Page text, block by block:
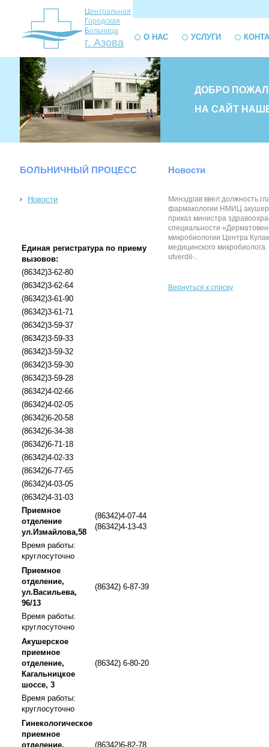
Центральная
Городская
Больница
г. Азова О НАС УСЛУГИ
ДОБРО
НА САЙТ
БОЛЬНИЧНЫЙ ПРОЦЕСС
Новости
Единая регистратура по приему
вызовов:
(86342)3-62-80
(86342)3-62-64
(86342)3-61-90
(86342)3-61-71
(86342)3-59-37
(86342)3-59-33
(86342)3-59-32
(86342)3-59-30
(86342)3-59-28
(86342)4-02-66
(86342)4-02-05
(86342)6-20-58
(86342)6-34-38
(86342)6-71-18
(86342)4-02-33
(86342)6-77-65
(86342)4-03-05
(86342)4-31-03
Приемное
отделение
ул.Измайлова,58
(86342)4-07-44
(86342)4-13-43
Время работы:
круглосуточно
Приемное
отделение,
ул.Васильева,
96/13
(86342) 6-87-39
Время работы:
круглосуточно
Акушерское
приемное
отделение,
Кагальницкое
шоссе, 3
(86342) 6-80-20
Время работы:
круглосуточно
Гинекологическое
приемное
отделение,
(86342)6-82-78
Новости
Минздрав ввел должность
фармакологии НМИЦ
приказ министра
специальности
микробиологии Центра
медицинского
utverdil-..
Вернуться к списку